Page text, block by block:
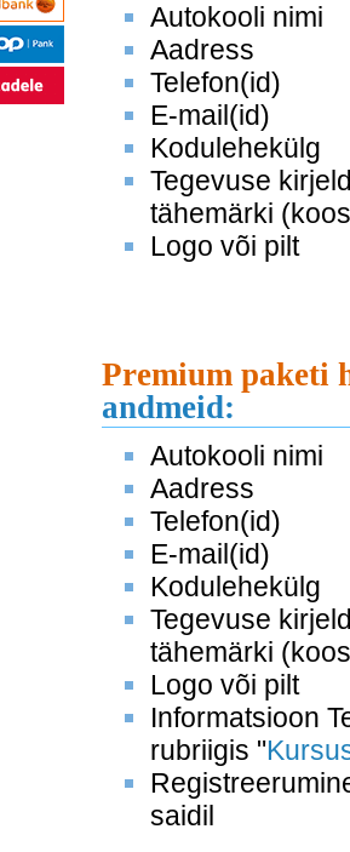
Autokooli nimi
Aadress
Telefon(id)
E-mail(id)
Kodulehekülg
Tegevuse
tähemärki
Logo või pilt
Premium paketi
andmeid:
Autokooli nimi
Aadress
Telefon(id)
E-mail(id)
Kodulehekülg
Tegevuse
tähemärki
Logo või pilt
Informatsioon
rubriigis "
saidil